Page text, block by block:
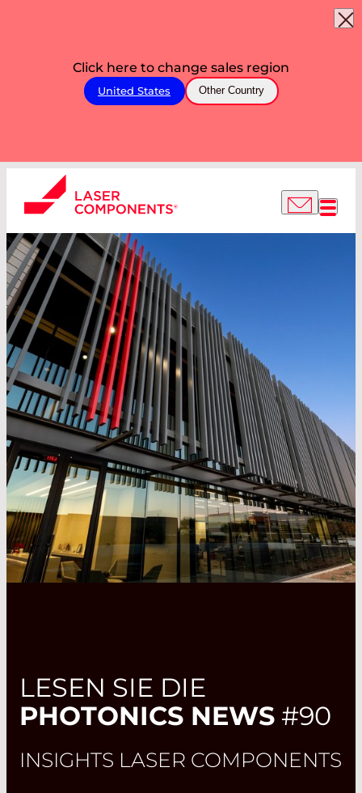
Click here to change sales region
United States Other Country
LESEN SIE DIE
PHOTONICS NEWS #90
INSIGHTS LASER COMPONENTS